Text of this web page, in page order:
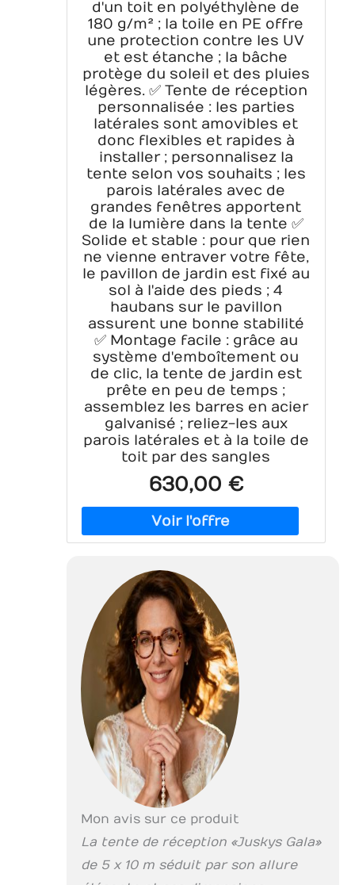
d'un toit en polyéthylène de
180 g/m² ; la toile en PE offre
une protection contre les UV
et est étanche ; la bâche
protège du soleil et des pluies
légères. ✅ Tente de réception
personnalisée : les parties
latérales sont amovibles et
donc flexibles et rapides à
installer ; personnalisez la
tente selon vos souhaits ; les
parois latérales avec de
grandes fenêtres apportent
de la lumière dans la tente ✅
Solide et stable : pour que rien
ne vienne entraver votre fête,
le pavillon de jardin est fixé au
sol à l'aide des pieds ; 4
haubans sur le pavillon
assurent une bonne stabilité
✅ Montage facile : grâce au
système d'emboîtement ou
de clic, la tente de jardin est
prête en peu de temps ;
assemblez les barres en acier
galvanisé ; reliez-les aux
parois latérales et à la toile de
toit par des sangles
630,00 €
Mon avis sur ce produit
La tente de réception « Juskys Gala »
de 5 x 10 m séduit par son allure